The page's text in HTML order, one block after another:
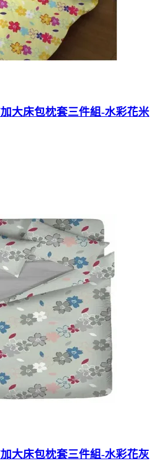
大床包枕套三件組-水彩花米
大床包枕套三件組-水彩花灰